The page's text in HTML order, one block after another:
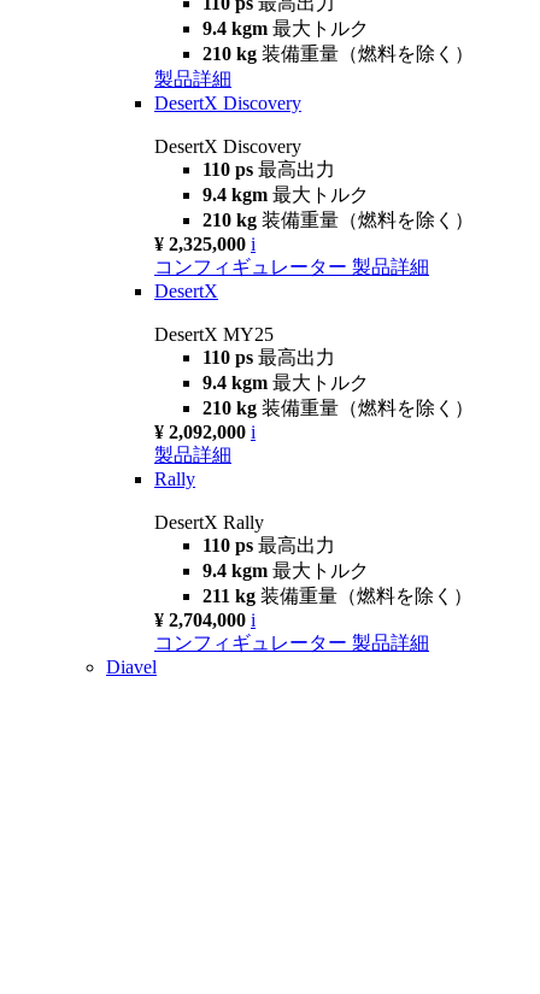
9.4 kgm 最大トルク
210 kg 装備重量（燃料を除く）
製品詳細
DesertX Discovery
DesertX Discovery
110 ps 最高出力
9.4 kgm 最大トルク
210 kg 装備重量（燃料を除く）
¥ 2,325,000 i
コンフィギュレーター 製品詳細
DesertX
DesertX MY25
110 ps 最高出力
9.4 kgm 最大トルク
210 kg 装備重量（燃料を除く）
¥ 2,092,000 i
製品詳細
Rally
DesertX Rally
110 ps 最高出力
9.4 kgm 最大トルク
211 kg 装備重量（燃料を除く）
¥ 2,704,000 i
コンフィギュレーター 製品詳細
Diavel